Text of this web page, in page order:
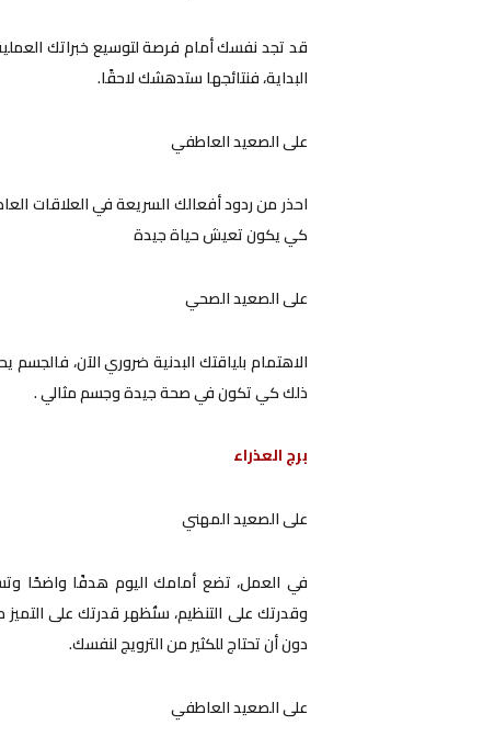
قد تجد نفسك أمام فرصة لتوسيع خبراتك
البداية، فنتائجها ستدهشك لاحقًا.
على الصعيد العاطفي
احذر من ردود أفعالك السريعة في العلاقات
كي يكون تعيش حياة جيدة
على الصعيد الصحي
الاهتمام بلياقتك البدنية ضروري الآن،
ذلك كي تكون في صحة جيدة وجسم مثالي .
برج العذراء
على الصعيد المهني
في العمل، تضع أمامك اليوم هدفًا واضحًا
وقدرتك على التنظيم، ستُظهر قدرتك على
دون أن تحتاج للكثير من الترويج لنفسك.
على الصعيد العاطفي